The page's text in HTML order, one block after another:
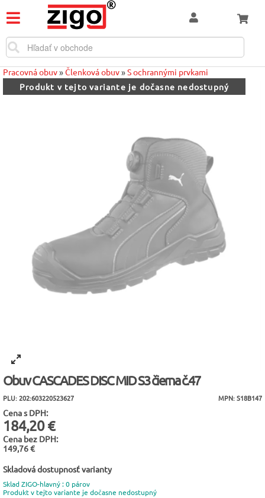
Pracovná obuv»Členková obuv»S ochrannými prvkami
Produkt v tejto variante je dočasne nedostupný
Obuv CASCADES DISC MID S3 čierna č.47
PLU: 202:603220523627 MPN: S18B147
Cena s DPH:
184,20 €
Cena bez DPH:
149,76 €
Skladová dostupnosť varianty
Sklad ZIGO-hlavný : 0 párov
Produkt v tejto variante je dočasne nedostupný